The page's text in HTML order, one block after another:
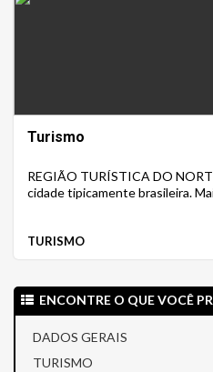
Turismo
REGIÃO TURÍSTICA DO
cidade tipicamente brasileira.
TURISMO
ENCONTRE O QUE VOCÊ
DADOS GERAIS
TURISMO